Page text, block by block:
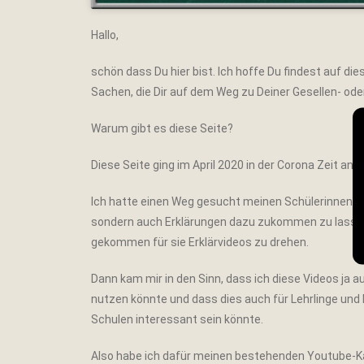
Hallo,
schön dass Du hier bist. Ich hoffe Du findest auf
Sachen, die Dir auf dem Weg zu Deiner Gesellen-
Warum gibt es diese Seite?
Diese Seite ging im April 2020 in der Corona Zeit an
Ich hatte einen Weg gesucht meinen Schülerinnen
sondern auch Erklärungen dazu zukommen zu
gekommen für sie Erklärvideos zu drehen.
Dann kam mir in den Sinn, dass ich diese Videos ja
nutzen könnte und dass dies auch für Lehrlinge
Schulen interessant sein könnte.
Also habe ich dafür meinen bestehenden Youtube-